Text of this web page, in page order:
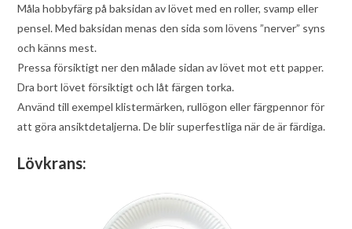
Måla hobbyfärg på baksidan av lövet med en roller, svamp eller
pensel. Med baksidan menas den sida som lövens ”nerver” syns
och känns mest.
Pressa försiktigt ner den målade sidan av lövet mot ett papper.
Dra bort lövet försiktigt och låt färgen torka.
Använd till exempel klistermärken, rullögon eller färgpennor för
att göra ansiktdetaljerna. De blir superfestliga när de är färdiga.
Lövkrans: